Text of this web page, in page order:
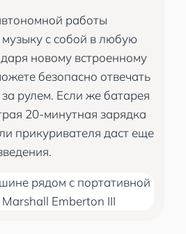
работы
музыку с собой в любую
новому встроенному
безопасно отвечать
рулем. Если же батарея
20-минутная зарядка
прикуривателя даст еще